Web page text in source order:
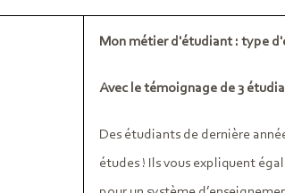
Mon métier d'étudiant : type
Avec le témoignage de 3
Des étudiants de dernière
études ! Ils vous expliquent